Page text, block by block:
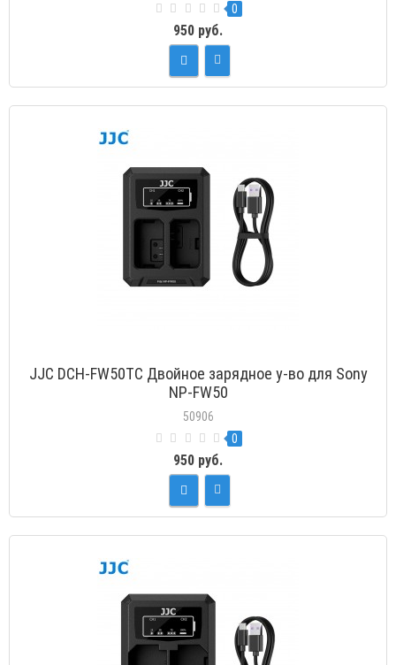
0
950 руб.
JJC DCH-FW50TC Двойное зарядное у-во для Sony
NP-FW50
50906
0
950 руб.